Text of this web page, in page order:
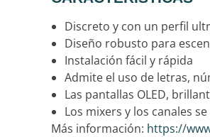
Discreto y con un perfil
Diseño robusto para
Instalación fácil y rápida
Admite el uso de letras,
Las pantallas OLED,
Los mixers y los canales
Más información: https://